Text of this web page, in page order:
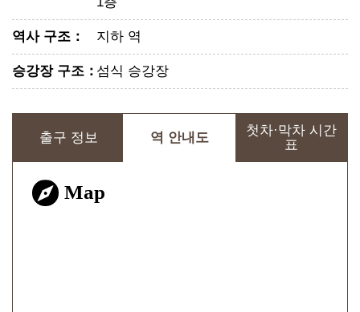
역사 구조 ： 지하 역
승강장 구조 ：섬식 승강장
출구 정보 역 안내도
첫차·막차 시간
표
Map